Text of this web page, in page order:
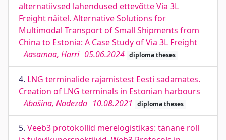
alternatiivsed lahendused ettevõtte Via 3L
Freight näitel. Alternative Solutions for
Multimodal Transport of Small Shipments from
China to Estonia: A Case Study of Via 3L Freight
Aasamaa, Harri 05.06.2024 diploma theses
4. LNG terminalide rajamistest Eesti sadamates.
Creation of LNG terminals in Estonian harbours
Abašina, Nadezda 10.08.2021 diploma theses
5. Veeb3 protokollid merelogistikas: tänane roll